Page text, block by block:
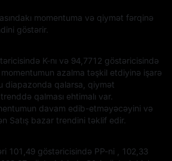
momentuma və qiymət fərqinə
göstərir.
K-nı və 94,7712 göstəricisində
azalma təşkil etdiyinə işarə
diapazonda qalarsa, qiymət
qalması ehtimalı var.
davam edib-etməyəcəyini və
Satış bazar trendini təklif edir.
101,49 göstəricisində PP-ni , 102,33